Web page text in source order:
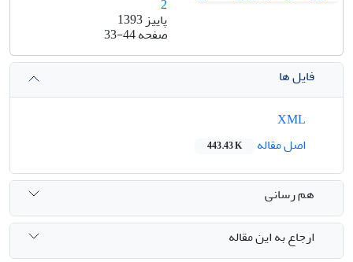
پاییز 1393
صفحه33-44
فایل ها
اصل مقاله
443.43 K
هم رسانی
ارجاع به این مقاله